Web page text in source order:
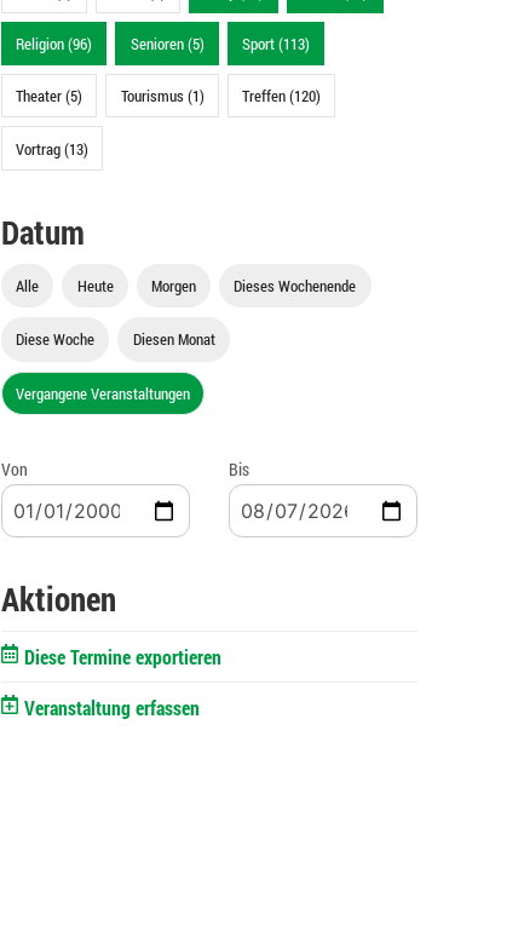
Religion (96) Senioren (5) Sport (113)
Theater (5) Tourismus (1) Treffen (120)
Vortrag (13)
Datum
Alle Heute Morgen Dieses Wochenende
Diese Woche Diesen Monat
Vergangene Veranstaltungen
Von Bis
Aktionen
Diese Termine exportieren
Veranstaltung erfassen